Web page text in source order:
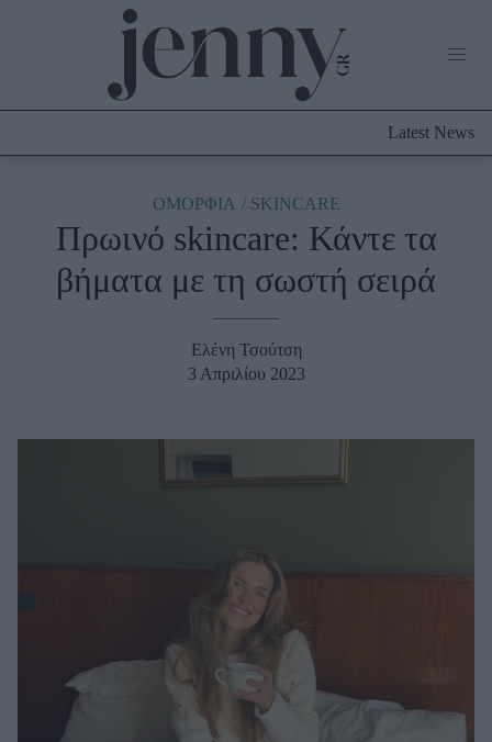
Culture
Fashion
Shopping
Υγεία + Διατροφή
Σχέσεις & Σεξ
Latest News
ΟΜΟΡΦΙΑ SKINCARE
Πρωινό skincare: Κάντε τα
βήματα με τη σωστή σειρά
Ελένη Τσούτση
3 Απριλίου 2023